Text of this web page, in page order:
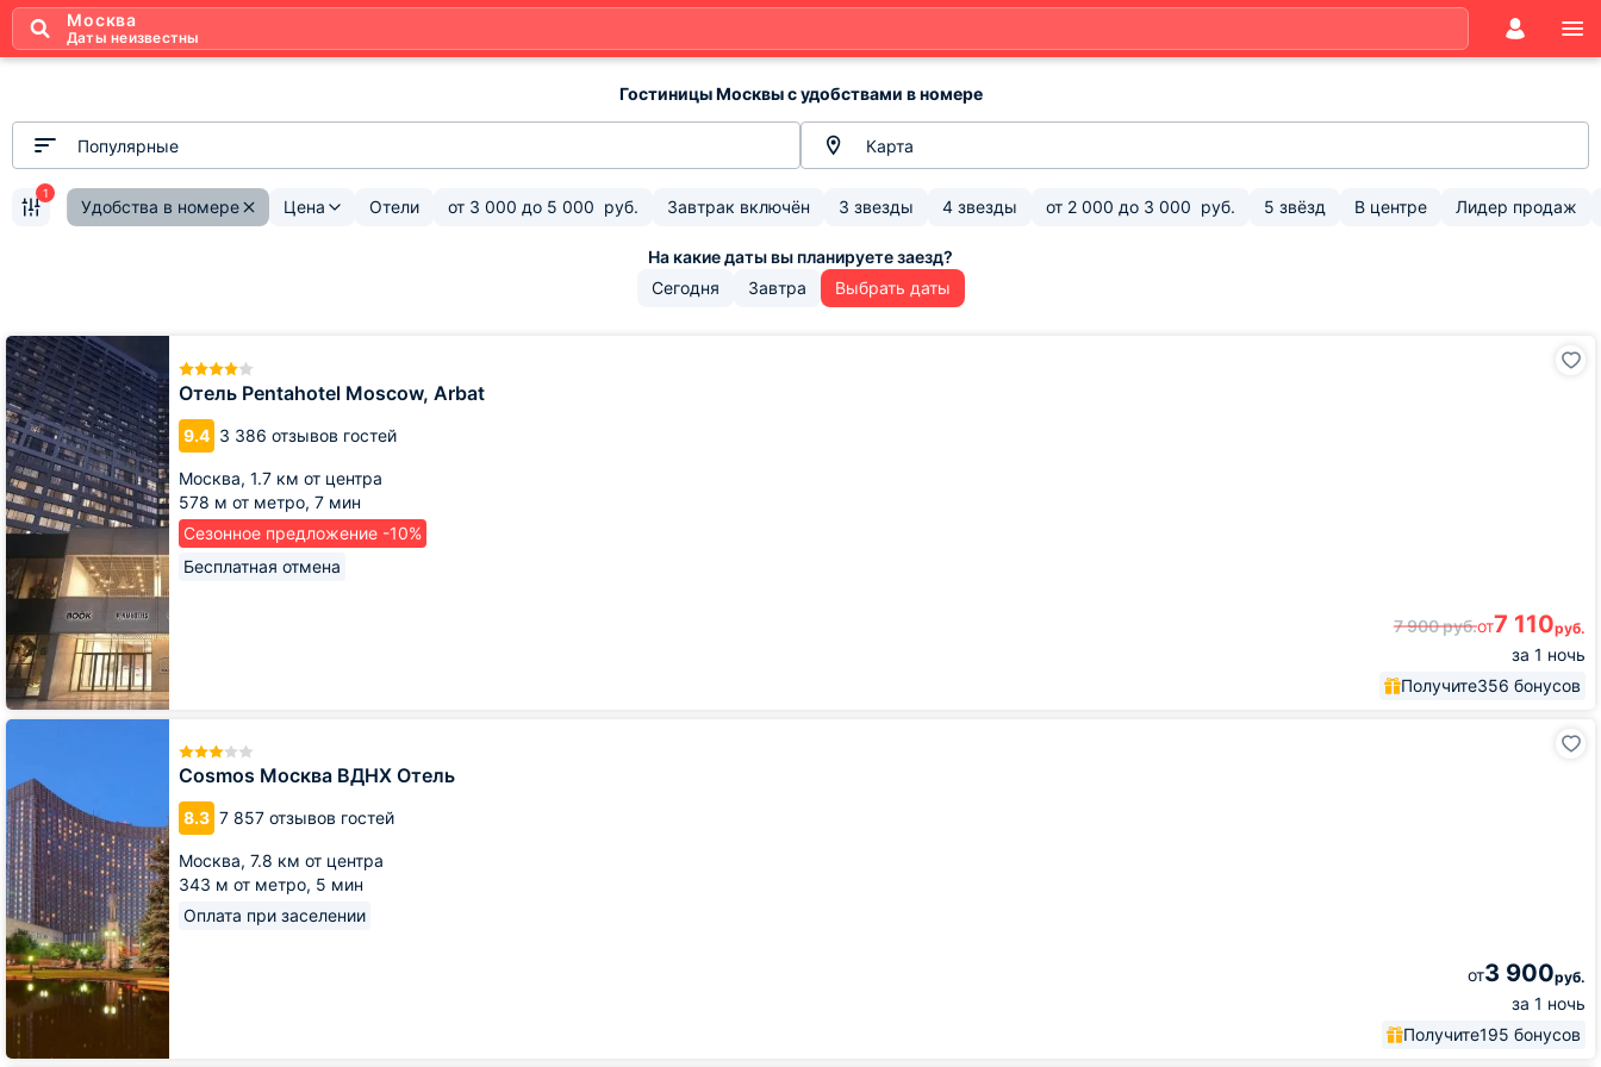
Москва
Даты неизвестны
Гостиницы Москвы с удобствами в номере
Популярные Карта
Удобства в номере Цена Отели от 3 000 до 5 000 руб. Завтрак включён 3 звезды 4 звезды от 2 000 до 3 000 руб. 5 звёзд В центре Лидер продаж
1
Сегодня Завтра Выбрать даты
Отель Pentahotel Moscow, Arbat
9.4 3 386 отзывов гостей
Москва, 1.7 км от центра
578 м от метро, 7 мин
Сезонное предложение -10%
Бесплатная отмена
7 900руб.от7 110руб.
за 1 ночь
Получите356 бонусов
Отель
Pentahotel
Moscow,
Arbat
Cosmos Москва ВДНХ Отель
8.3 7 857 отзывов гостей
Москва, 7.8 км от центра
343 м от метро, 5 мин
Оплата при заселении
от3 900руб.
за 1 ночь
Получите195 бонусов
Cosmos
Отель